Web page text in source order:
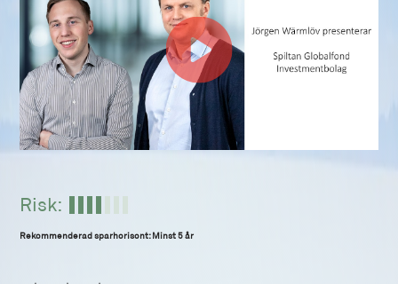
Risk:
Rekommenderad sparhorisont: Minst 5 år